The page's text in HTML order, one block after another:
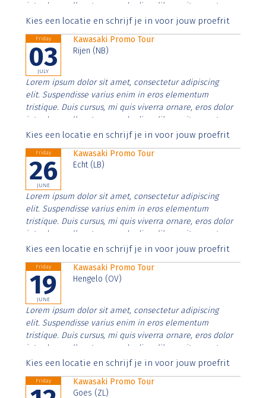
interdum nulla, ut commodo diam libero vitae erat.
Aenean faucibus nibh et justo cursus id rutrum lorem
Kies een locatie en schrijf je in voor jouw proefrit
Friday
03
JULY
Kawasaki Promo Tour
Rijen (NB)
Lorem ipsum dolor sit amet, consectetur adipiscing
elit. Suspendisse varius enim in eros elementum
tristique. Duis cursus, mi quis viverra ornare, eros dolor
interdum nulla, ut commodo diam libero vitae erat.
Aenean faucibus nibh et justo cursus id rutrum lorem
Kies een locatie en schrijf je in voor jouw proefrit
Friday
26
JUNE
Kawasaki Promo Tour
Echt (LB)
Lorem ipsum dolor sit amet, consectetur adipiscing
elit. Suspendisse varius enim in eros elementum
tristique. Duis cursus, mi quis viverra ornare, eros dolor
interdum nulla, ut commodo diam libero vitae erat.
Aenean faucibus nibh et justo cursus id rutrum lorem
Kies een locatie en schrijf je in voor jouw proefrit
Friday
19
JUNE
Kawasaki Promo Tour
Hengelo (OV)
Lorem ipsum dolor sit amet, consectetur adipiscing
elit. Suspendisse varius enim in eros elementum
tristique. Duis cursus, mi quis viverra ornare, eros dolor
interdum nulla, ut commodo diam libero vitae erat.
Aenean faucibus nibh et justo cursus id rutrum lorem
Kies een locatie en schrijf je in voor jouw proefrit
Friday
Kawasaki Promo Tour
Goes (ZL)